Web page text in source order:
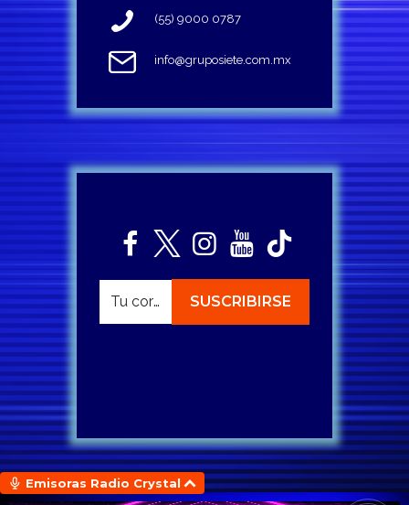
(55) 9000 0787
info@gruposiete.com.mx
Emisoras Radio Crystal